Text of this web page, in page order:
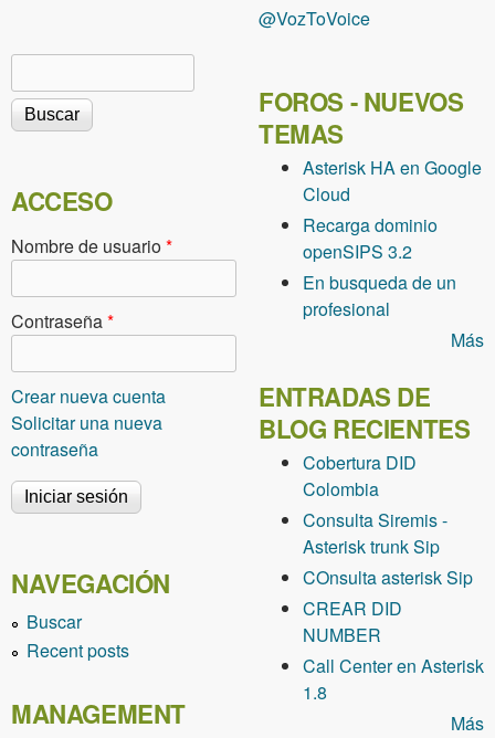
Formulario de búsqueda
ACCESO
Nombre de usuario*
Contraseña*
Crear nueva cuenta
Solicitar una nueva
contraseña
NAVEGACIÓN
Buscar
Recent posts
MANAGEMENT
@VozToVoice
FOROS - NUEVOS
TEMAS
Asterisk HA en Google
Cloud
Recarga dominio
openSIPS 3.2
En busqueda de un
profesional
Más
ENTRADAS DE
BLOG RECIENTES
Cobertura DID
Colombia
Consulta Siremis -
Asterisk trunk Sip
COnsulta asterisk Sip
CREAR DID
NUMBER
Call Center en Asterisk
1.8
Más